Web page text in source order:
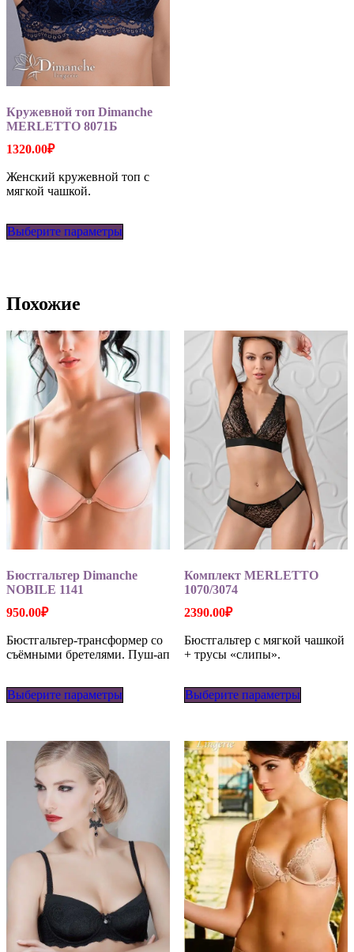
Кружевной топ Dimanche
MERLETTO 8071Б
1320.00₽
Женский кружевной топ с
мягкой чашкой.
Выберите параметры
на
странице
товара.
Похожие
Бюстгальтер Dimanche
NOBILE 1141
950.00₽
Бюстгальтер-трансформер со
съёмными бретелями. Пуш-ап
Выберите параметры
выбрать
на
странице
товара.
Комплект MERLETTO
1070/3074
2390.00₽
Бюстгальтер с мягкой чашкой
+ трусы «слипы».
Выберите параметры
Опции
можно
выбрать
на
странице
товара.